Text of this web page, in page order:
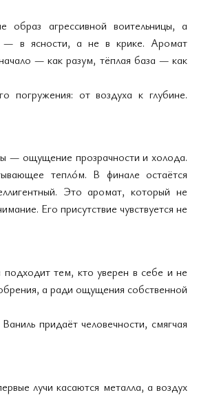
агрессивной воительницы, а
в ясности, а не в крике. Аромат
— как разум, тёплая база — как
погружения: от воздуха к глубине.
— ощущение прозрачности и холода.
тепло́м. В финале остаётся
Это аромат, который не
Его присутствие чувствуется не
тем, кто уверен в себе и не
а ради ощущения собственной
придаёт человечности, смягчая
лучи касаются металла, а воздух